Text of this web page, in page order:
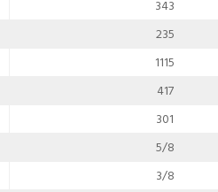
343
235
1115
417
301
5/8
3/8